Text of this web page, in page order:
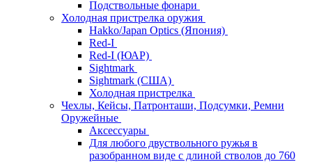
Подствольные фонари
Холодная пристрелка оружия
Hakko/Japan Optics (Япония)
Red-I
Red-I (ЮАР)
Sightmark
Sightmark (США)
Холодная пристрелка
Чехлы, Кейсы, Патронташи, Подсумки, Ремни
Оружейные
Аксессуары
Для любого двуствольного ружья в
разобранном виде с длиной стволов до 760